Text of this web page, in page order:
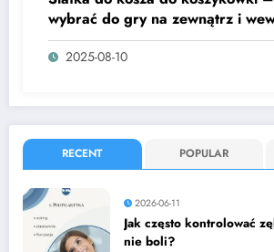
wybrać do gry na zewnątrz i
2025-08-10
RECENT POPULAR
2026-06-11
Jak często kontrolować
nie boli?